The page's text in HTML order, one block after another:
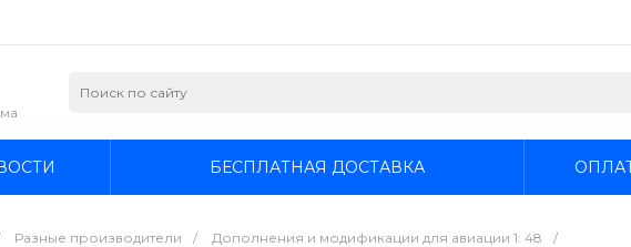
БЕСПЛАТНАЯ ДОСТАВКА
Разные производители / Дополнения и модификации для авиации 1: 48
/